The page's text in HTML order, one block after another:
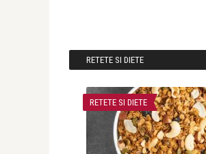
RETETE SI DIETE
RETETE SI DIETE